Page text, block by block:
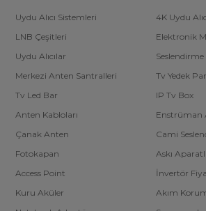
Uydu Alıcı Sistemleri
4K Uydu
LNB Çeşitleri
Elektronik
Uydu Alıcılar
Merkezi Anten Santralleri
Tv Yedek
Tv Led Bar
IP Tv Box
Anten Kabloları
Enstrüman
Çanak Anten
Cami
Fotokapan
Askı
Access Point
İnvertör
Kuru Aküler
Akım